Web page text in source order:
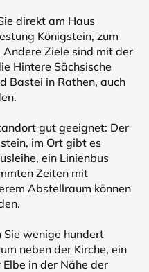
direkt am Haus
Königstein, zum
Ziele sind mit der
Hintere Sächsische
Bastei in Rathen, auch
gut geeignet: Der
im Ort gibt es
ein Linienbus
Zeiten mit
Abstellraum können
Sie wenige hundert
neben der Kirche, ein
in der Nähe der